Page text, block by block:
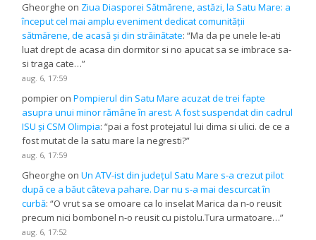
Gheorghe on Ziua Diasporei Sătmărene, astăzi, la Satu Mare: a
început cel mai amplu eveniment dedicat comunității
sătmărene, de acasă și din străinătate: “Ma da pe unele le-ati
luat drept de acasa din dormitor si no apucat sa se imbrace sa-
si traga cate…”
aug. 6, 17:59
pompier onPompierul din Satu Mare acuzat de trei fapte
asupra unui minor rămâne în arest. A fost suspendat din cadrul
ISU și CSM Olimpia: “pai a fost protejatul lui dima si ulici. de ce a
fost mutat de la satu mare la negresti?”
aug. 6, 17:59
Gheorghe onUn ATV-ist din județul Satu Mare s-a crezut pilot
după ce a băut câteva pahare. Dar nu s-a mai descurcat în
curbă: “O vrut sa se omoare ca lo inselat Marica da n-o reusit
precum nici bombonel n-o reusit cu pistolu.Tura urmatoare…”
aug. 6, 17:52